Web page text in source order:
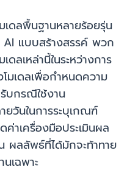
ดลพื้นฐานหลายร้อยรุ่น
แบบสร้างสรรค์ พวก
เดลเหล่านี้ในระหว่างการ
มเดลเพื่อกำหนดความ
รับกรณีใช้งาน
ยวันในการระบุเกณฑ์
าเครื่องมือประเมินผล
ผลลัพธ์ที่ได้มักจะท้าทาย
เฉพาะ